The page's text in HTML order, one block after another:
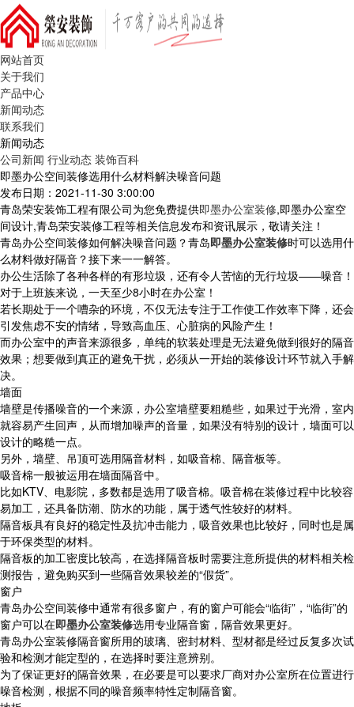
网站首页
关于我们
产品中心
新闻动态
联系我们
新闻动态
公司新闻 行业动态 装饰百科
即墨办公空间装修选用什么材料解决噪音问题
发布日期：2021-11-30 3:00:00
青岛荣安装饰工程有限公司为您免费提供即墨办公室装修,即墨办公室空
间设计,青岛荣安装修工程等相关信息发布和资讯展示，敬请关注！
青岛办公空间装修如何解决噪音问题？青岛即墨办公室装修时可以选用什
么材料做好隔音？接下来一一解答。
办公生活除了各种各样的有形垃圾，还有令人苦恼的无行垃圾——噪音！
对于上班族来说，一天至少8小时在办公室！
若长期处于一个嘈杂的环境，不仅无法专注于工作使工作效率下降，还会
引发焦虑不安的情绪，导致高血压、心脏病的风险产生！
而办公室中的声音来源很多，单纯的软装处理是无法避免做到很好的隔音
效果；想要做到真正的避免干扰，必须从一开始的装修设计环节就入手解
决。
墙面
墙壁是传播噪音的一个来源，办公室墙壁要粗糙些，如果过于光滑，室内
就容易产生回声，从而增加噪声的音量，如果没有特别的设计，墙面可以
设计的略糙一点。
另外，墙壁、吊顶可选用隔音材料，如吸音棉、隔音板等。
吸音棉一般被运用在墙面隔音中。
比如KTV、电影院，多数都是选用了吸音棉。吸音棉在装修过程中比较容
易加工，还具备防潮、防水的功能，属于透气性较好的材料。
隔音板具有良好的稳定性及抗冲击能力，吸音效果也比较好，同时也是属
于环保类型的材料。
隔音板的加工密度比较高，在选择隔音板时需要注意所提供的材料相关检
测报告，避免购买到一些隔音效果较差的“假货”。
窗户
青岛办公空间装修中通常有很多窗户，有的窗户可能会“临街”，“临街”的
窗户可以在即墨办公室装修选用专业隔音窗，隔音效果更好。
青岛办公室装修隔音窗所用的玻璃、密封材料、型材都是经过反复多次试
验和检测才能定型的，在选择时要注意辨别。
为了保证更好的隔音效果，在必要是可以要求厂商对办公室所在位置进行
噪音检测，根据不同的噪音频率特性定制隔音窗。